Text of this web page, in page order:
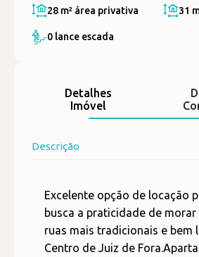
28 m² área privativa 31
0 lance escada
Detalhes
Imóvel
Descrição
Excelente opção de locação
busca a praticidade de morar
ruas mais tradicionais e bem
Centro de Juiz de